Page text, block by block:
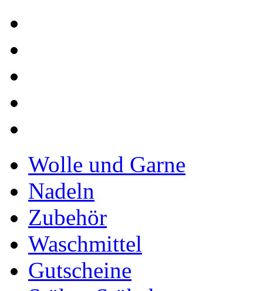
Wolle und Garne
Nadeln
Zubehör
Waschmittel
Gutscheine